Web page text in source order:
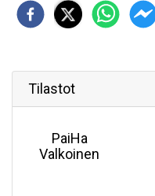
Tilastot
PaiHa
Valkoinen